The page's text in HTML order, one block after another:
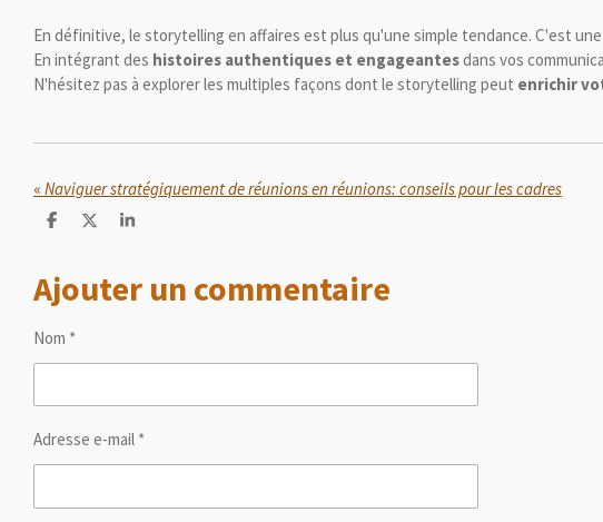
En définitive, le storytelling en affaires est plus qu'une simple tendance. C'est une
En intégrant des histoires authentiques et engageantesdans vos
N'hésitez pas à explorer les multiples façons dont le storytelling peut enrichir
« Naviguer stratégiquement de réunions en réunions: conseils pour les cadres
P
t
a
g
r
P
a
P
a
Ajouter un commentaire
Nom *
Adresse e-mail *